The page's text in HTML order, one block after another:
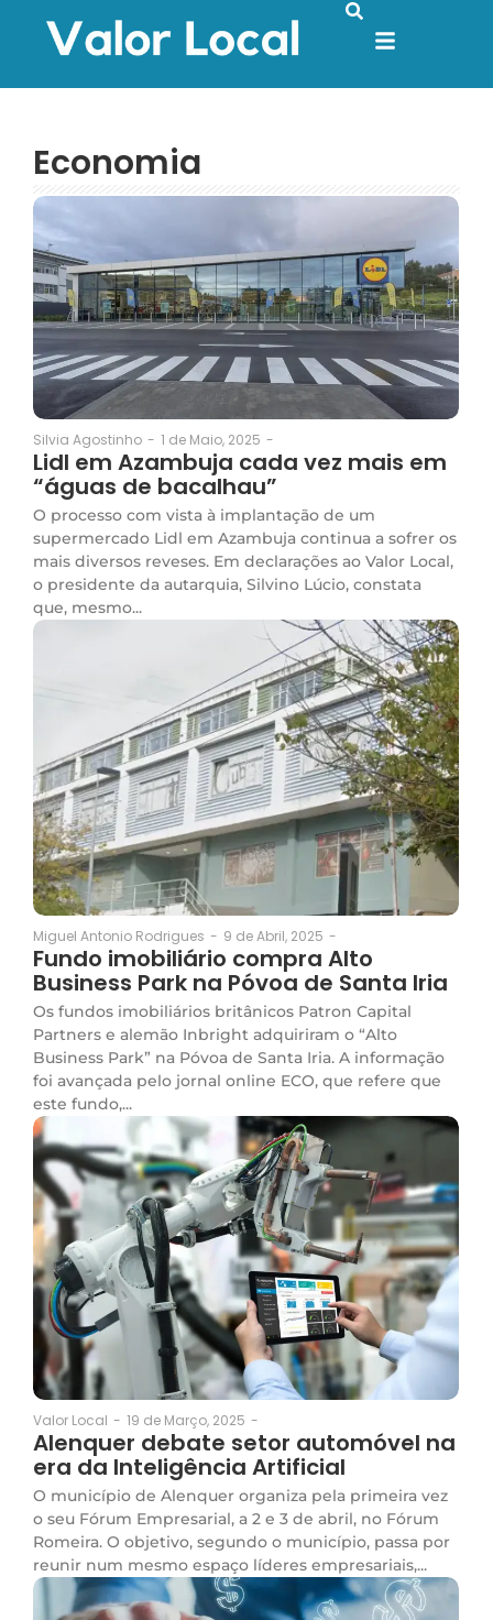
Economia
Silvia Agostinho - 1 de Maio, 2025 -
Lidl em Azambuja cada vez mais em
“águas de bacalhau”
O processo com vista à implantação de um
supermercado Lidl em Azambuja continua a sofrer os
mais diversos reveses. Em declarações ao Valor Local,
o presidente da autarquia, Silvino Lúcio, constata
que, mesmo...
Miguel Antonio Rodrigues - 9 de Abril, 2025 -
Fundo imobiliário compra Alto
Business Park na Póvoa de Santa Iria
Os fundos imobiliários britânicos Patron Capital
Partners e alemão Inbright adquiriram o “Alto
Business Park” na Póvoa de Santa Iria. A informação
foi avançada pelo jornal online ECO, que refere que
este fundo,...
Valor Local - 19 de Março, 2025 -
Alenquer debate setor automóvel na
era da Inteligência Artificial
O município de Alenquer organiza pela primeira vez
o seu Fórum Empresarial, a 2 e 3 de abril, no Fórum
Romeira. O objetivo, segundo o município, passa por
reunir num mesmo espaço líderes empresariais,...